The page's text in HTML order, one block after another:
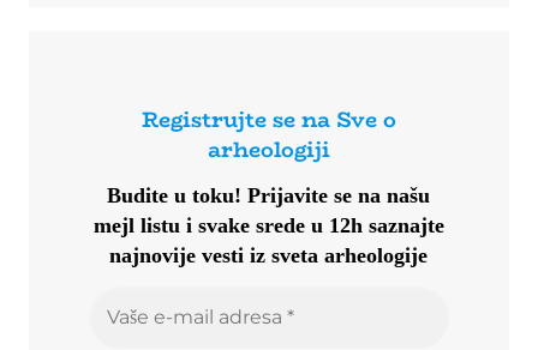
Registrujte se na Sve o
arheologiji
Budite u toku!Prijavite se na našu
mejl listu i svake srede u 12h saznajte
najnovije vesti iz sveta arheologije